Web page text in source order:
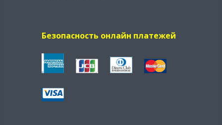
Безопасность онлайн платежей